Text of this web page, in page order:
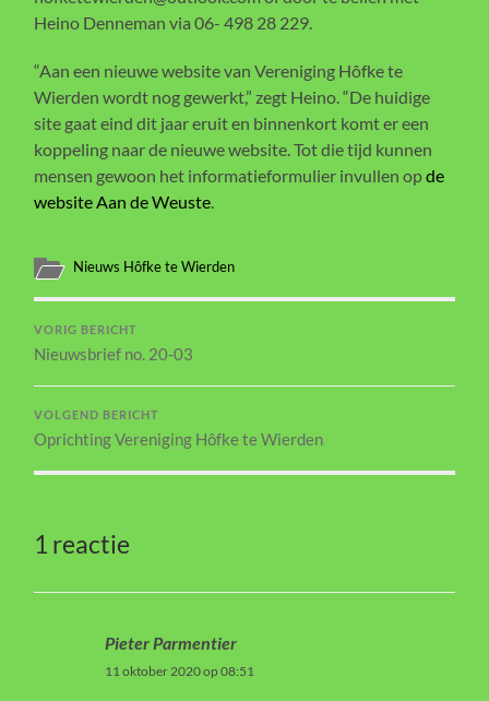
Heino Denneman via 06- 498 28 229.
“Aan een nieuwe website van Vereniging Hôfke te
Wierden wordt nog gewerkt,” zegt Heino. “De huidige
site gaat eind dit jaar eruit en binnenkort komt er een
koppeling naar de nieuwe website. Tot die tijd kunnen
mensen gewoon het informatieformulier invullen opde
website Aan de Weuste.
Nieuws Hôfke te Wierden
VORIG BERICHT
Nieuwsbrief no. 20-03
VOLGEND BERICHT
Oprichting Vereniging Hôfke te Wierden
1 reactie
Pieter Parmentier
11 oktober 2020 op 08:51